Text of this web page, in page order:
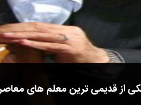
از قدیمی ترین معلم های